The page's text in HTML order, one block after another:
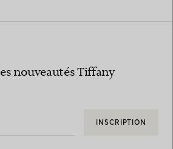
nouveautés Tiffany
INSCRIPTION